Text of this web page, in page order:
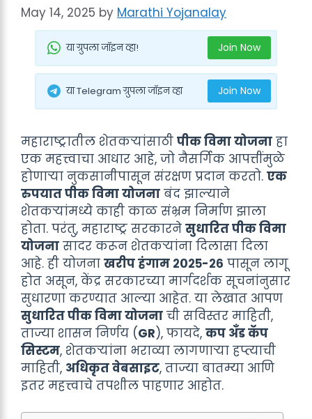
May 14, 2025 by Marathi Yojanalay
या ग्रुपला जॉइन व्हा! Join Now
या Telegram ग्रुपला जॉइन व्हा Join Now
महाराष्ट्रातील शेतकऱ्यांसाठी पीक विमा योजना हा
एक महत्त्वाचा आधार आहे, जो नैसर्गिक आपत्तींमुळे
होणाऱ्या नुकसानीपासून संरक्षण प्रदान करतो. एक
रुपयात पीक विमा योजना बंद झाल्याने
शेतकऱ्यांमध्ये काही काळ संभ्रम निर्माण झाला
होता. परंतु, महाराष्ट्र सरकारने सुधारित पीक विमा
योजना सादर करून शेतकऱ्यांना दिलासा दिला
आहे. ही योजना खरीप हंगाम २०२५-२६ पासून लागू
होत असून, केंद्र सरकारच्या मार्गदर्शक सूचनांनुसार
सुधारणा करण्यात आल्या आहेत. या लेखात आपण
सुधारित पीक विमा योजना ची सविस्तर माहिती,
ताज्या शासन निर्णय (GR), फायदे, कप अँड कॅप
सिस्टम, शेतकऱ्यांना भराव्या लागणाऱ्या हप्त्याची
माहिती, अधिकृत वेबसाइट, ताज्या बातम्या आणि
इतर महत्त्वाचे तपशील पाहणार आहोत.